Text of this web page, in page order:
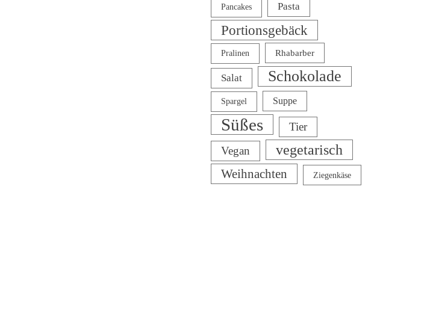
Pancakes Pasta
Portionsgebäck
Pralinen Rhabarber
Salat Schokolade
Spargel Suppe
Süßes
Tier
Vegan
vegetarisch
Weihnachten Ziegenkäse